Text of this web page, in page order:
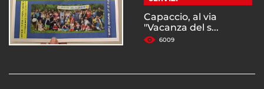
Capaccio, al via
"Vacanza del s...
6009